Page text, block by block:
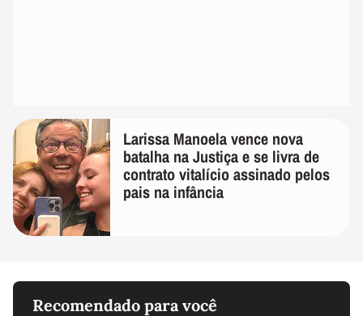
Larissa Manoela vence nova
batalha na Justiça e se livra de
contrato vitalício assinado pelos
pais na infância
Recomendado para você